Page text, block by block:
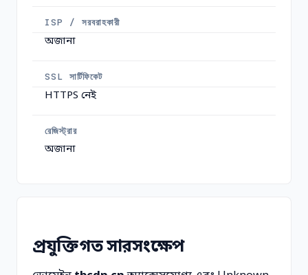
ISP / সরবরাহকারী
অজানা
SSL সার্টিফিকেট
HTTPS নেই
রেজিস্ট্রার
অজানা
প্রযুক্তিগত সারসংক্ষেপ